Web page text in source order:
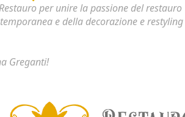
per unire la passione del restauro
e della decorazione e restyling
Greganti!